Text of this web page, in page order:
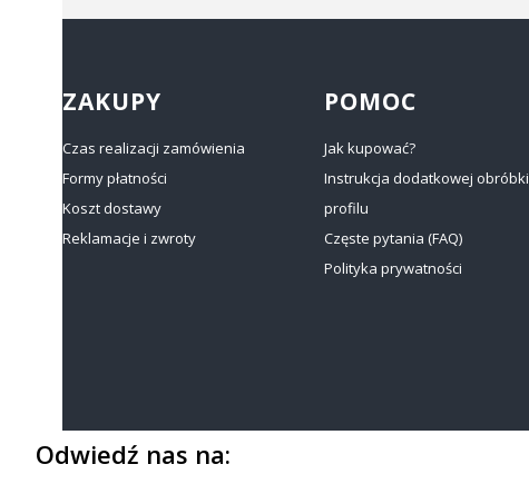
Linki w stopce
ZAKUPY
Czas realizacji zamówienia
Formy płatności
Koszt dostawy
Reklamacje i zwroty
POMOC
Jak kupować?
Instrukcja dodatkowej obróbki
profilu
Częste pytania (FAQ)
Polityka prywatności
Odwiedź nas na: